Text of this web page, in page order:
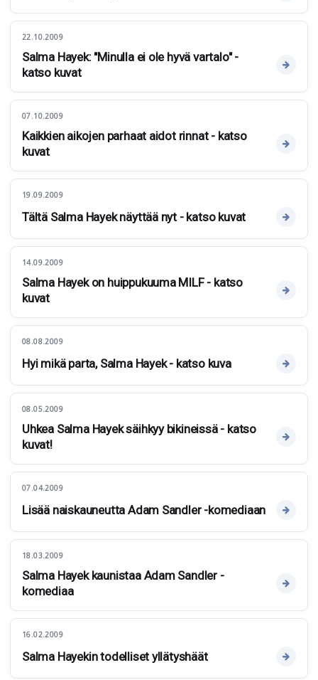
22.10.2009
Salma Hayek: "Minulla ei ole hyvä vartalo" -
katso kuvat
07.10.2009
Kaikkien aikojen parhaat aidot rinnat - katso
kuvat
19.09.2009
Tältä Salma Hayek näyttää nyt - katso kuvat
14.09.2009
Salma Hayek on huippukuuma MILF - katso
kuvat
08.08.2009
Hyi mikä parta, Salma Hayek - katso kuva
08.05.2009
Uhkea Salma Hayek säihkyy bikineissä - katso
kuvat!
07.04.2009
Lisää naiskauneutta Adam Sandler -komediaan
18.03.2009
Salma Hayek kaunistaa Adam Sandler -
komediaa
16.02.2009
Salma Hayekin todelliset yllätyshäät